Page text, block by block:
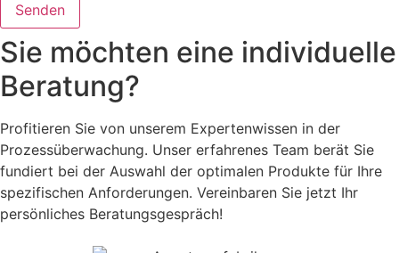
Senden
Sie möchten eine individuelle
Beratung?
Profitieren Sie von unserem Expertenwissen in der
Prozessüberwachung. Unser erfahrenes Team berät Sie
fundiert bei der Auswahl der optimalen Produkte für Ihre
spezifischen Anforderungen. Vereinbaren Sie jetzt Ihr
persönliches Beratungsgespräch!